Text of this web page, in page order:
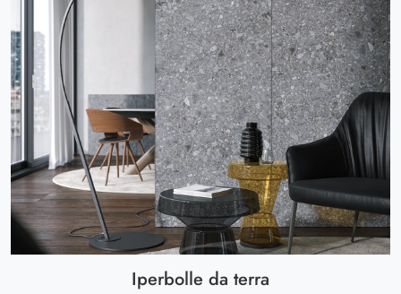
Iperbolle da terra